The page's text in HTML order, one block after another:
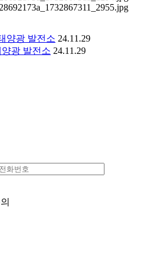
양광 발전소 24.11.29
광 발전소 24.11.29